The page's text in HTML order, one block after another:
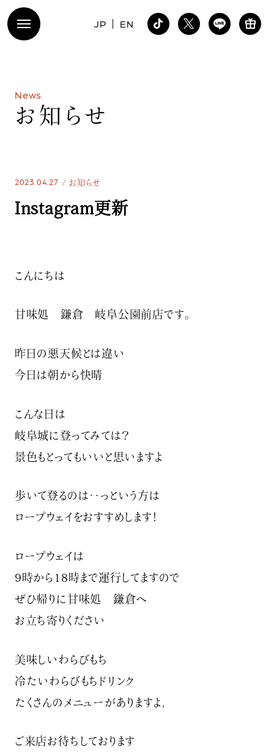
JP EN
News
お 知 ら せ
2023.04.27 お知らせ
Instagram更新
こんにちは
甘味処 鎌倉 岐阜公園前店です。
昨日の悪天候とは違い
今日は朝から快晴
こんな日は
岐阜城に登ってみては？
景色もとってもいいと思いますよ
歩いて登るのは‥っという方は
ロープウェイをおすすめします！
ロープウェイは
9時から18時まで運行してますので
ぜひ帰りに甘味処 鎌倉へ
お立ち寄りください️
美味しいわらびもち
冷たいわらびもちドリンク
たくさんのメニューがありますよ,
ご来店お待ちしております